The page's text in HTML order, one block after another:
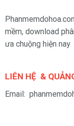
mềm, download
ưa chuộng hiện nay
LIÊN HỆ &
Email: